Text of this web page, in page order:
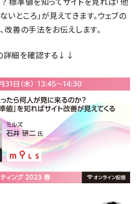
いところ」が見えてきます。ウェブの
善の手法をお伝えします。
詳細を確認する↓↓